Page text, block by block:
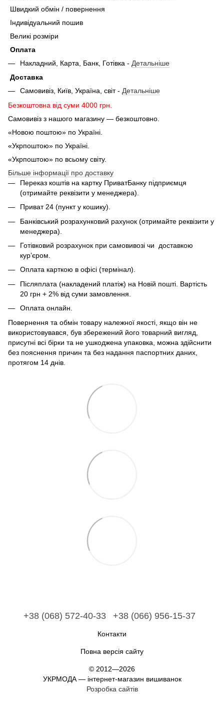
Швидкий обмін / повернення
Індивідуальний пошив
Великі розміри
Оплата
Накладний, Карта, Банк, Готівка - Детальніше
Доставка
Самовивіз, Київ, Україна, світ - Детальніше
Безкоштовна від суми 4000 грн.
Самовивіз з нашого магазину — безкоштовно.
«Новою поштою» по Україні.
«Укрпоштою» по Україні.
«Укрпоштою» по всьому світу.
Більше інформації про доставку
Переказ коштів на картку ПриватБанку підприємця
(отримайте реквізити у менеджера).
Приват 24 (пункт у кошику).
Банківський розрахунковий рахунок (отримайте реквізити у
менеджера).
Готівковий розрахунок при самовивозі чи доставкою
кур’єром.
Оплата карткою в офісі (термінал).
Післяплата (накладений платіж) на Новій пошті. Вартість
20 грн + 2% від суми замовлення.
Оплата онлайн.
Повернення та обмін товару належної якості, якщо він не
використовувався, був збережений його товарний вигляд,
присутні всі бірки та не ушкоджена упаковка, можна здійснити
без пояснення причин та без надання паспортних даних,
протягом 14 днів.
+38 (068) 572-40-33 +38 (066) 956-15-37
Контакти
Повна версія сайту
© 2012—2026
УКРМОДА — інтернет-магазин вишиванок
Розробка сайтів